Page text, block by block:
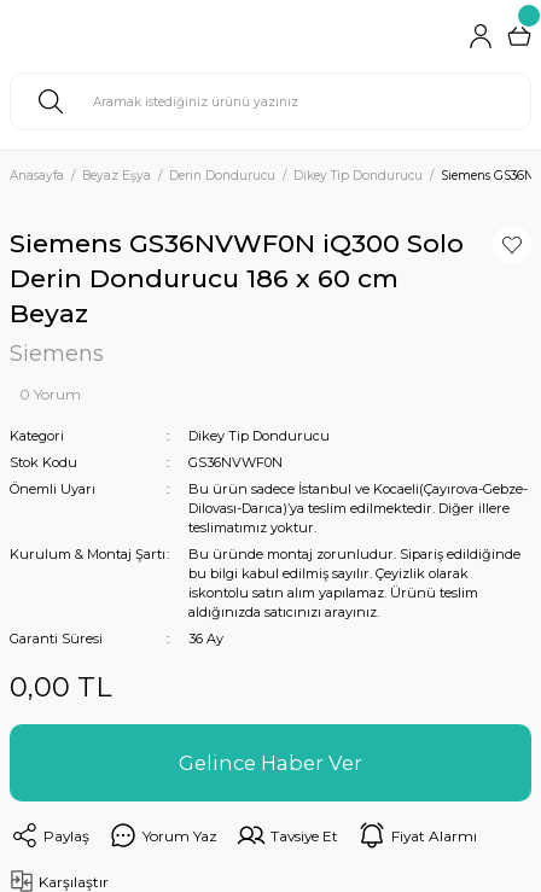
Anasayfa Beyaz Eşya Derin Dondurucu Dikey Tip Dondurucu Siemens
Siemens GS36NVWF0N iQ300 Solo
Derin Dondurucu 186 x 60 cm
Beyaz
Siemens
0 Yorum
Kategori
Dikey Tip Dondurucu
Stok Kodu
GS36NVWF0N
Önemli Uyarı
Bu ürün sadece İstanbul ve Kocaeli(Çayırova-Gebze-
Dilovası-Darıca)’ya teslim edilmektedir. Diğer illere
teslimatımız yoktur.
Kurulum & Montaj Şartı
Bu üründe montaj zorunludur. Sipariş edildiğinde
bu bilgi kabul edilmiş sayılır. Çeyizlik olarak
iskontolu satın alım yapılamaz. Ürünü teslim
aldığınızda satıcınızı arayınız.
Garanti Süresi
36 Ay
0,00 TL
Gelince Haber Ver
Paylaş Yorum Yaz Tavsiye Et Fiyat Alarmı
Karşılaştır